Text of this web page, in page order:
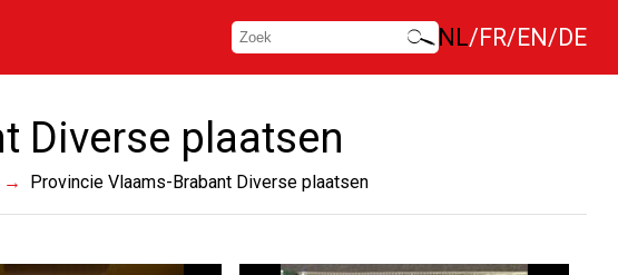
NL FR EN DE
Diverse plaatsen
Provincie Vlaams-Brabant Diverse plaatsen